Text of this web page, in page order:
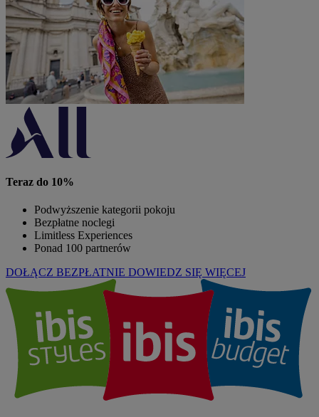
Teraz do 10%
Podwyższenie kategorii pokoju
Bezpłatne noclegi
Limitless Experiences
Ponad 100 partnerów
DOŁĄCZ BEZPŁATNIE DOWIEDZ SIĘ WIĘCEJ